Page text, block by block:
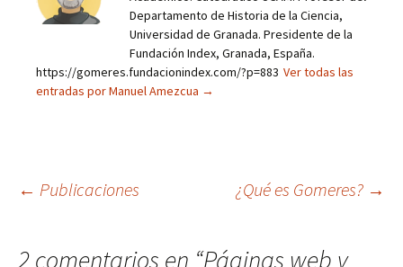
Departamento de Historia de la Ciencia,
Universidad de Granada. Presidente de la
Fundación Index, Granada, España.
https://gomeres.fundacionindex.com/?p=883 Ver todas las
entradas por Manuel Amezcua →
Navegación
← Publicaciones ¿Qué es Gomeres? →
2 comentarios en “Páginas web y